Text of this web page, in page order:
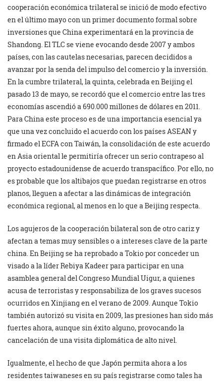
cooperación económica trilateral se inició de modo efectivo
en el último mayo con un primer documento formal sobre
inversiones que China experimentará en la provincia de
Shandong. El TLC se viene evocando desde 2007 y ambos
países, con las cautelas necesarias, parecen decididos a
avanzar por la senda del impulso del comercio y la inversión.
En la cumbre trilateral, la quinta, celebrada en Beijing el
pasado 13 de mayo, se recordó que el comercio entre las tres
economías ascendió a 690.000 millones de dólares en 2011.
Para China este proceso es de una importancia esencial ya
que una vez concluido el acuerdo con los países ASEAN y
firmado el ECFA con Taiwán, la consolidación de este acuerdo
en Asia oriental le permitiría ofrecer un serio contrapeso al
proyecto estadounidense de acuerdo transpacífico. Por ello, no
es probable que los altibajos que puedan registrarse en otros
planos, lleguen a afectar a las dinámicas de integración
económica regional, al menos en lo que a Beijing respecta.
Los agujeros de la cooperación bilateral son de otro cariz y
afectan a temas muy sensibles o a intereses clave de la parte
china. En Beijing se ha reprobado a Tokio por conceder un
visado a la líder Rebiya Kadeer para participar en una
asamblea general del Congreso Mundial Uigur, a quienes
acusa de terroristas y responsabiliza de los graves sucesos
ocurridos en Xinjiang en el verano de 2009. Aunque Tokio
también autorizó su visita en 2009, las presiones han sido más
fuertes ahora, aunque sin éxito alguno, provocando la
cancelación de una visita diplomática de alto nivel.
Igualmente, el hecho de que Japón permita ahora a los
residentes taiwaneses en su país registrarse como tales ha